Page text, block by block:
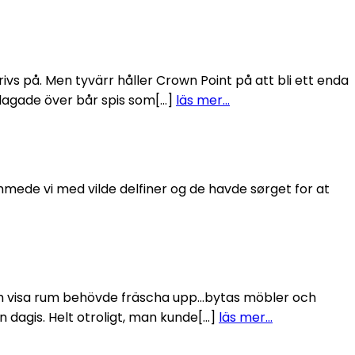
på. Men tyvärr håller Crown Point på att bli ett enda
över bår spis som[…] läs mer…
vi med vilde delfiner og de havde sørget for at
visa rum behövde fräscha upp…bytas möbler och
Helt otroligt, man kunde[…] läs mer…